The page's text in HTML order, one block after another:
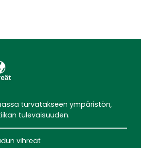
turvatakseen ympäristön,
tulevaisuuden.
vihreät